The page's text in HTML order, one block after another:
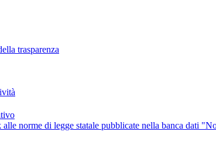
trasparenza
norme di legge statale pubblicate nella banca dati